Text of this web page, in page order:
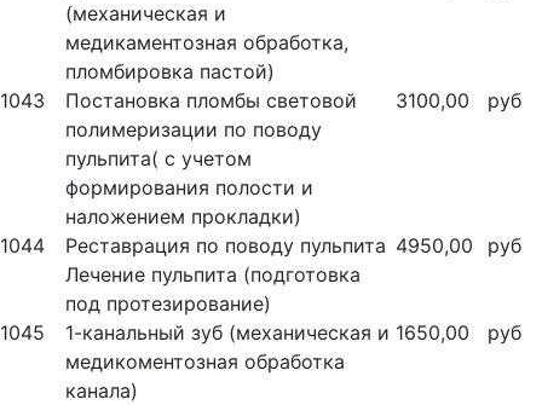
(механическая и
медикаментозная обработка,
пломбировка пастой)
1043
Постановка пломбы световой
полимеризации по поводу
пульпита( с учетом
формирования полости и
наложением прокладки)
3100,00 руб
1044 Реставрация по поводу пульпита 4950,00
руб
Лечение пульпита (подготовка
под протезирование)
1045
1-канальный зуб (механическая и
медикоментозная обработка
канала)
1650,00 руб